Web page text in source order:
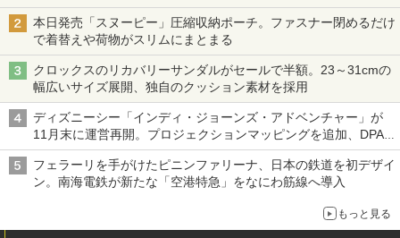
本日発売「スヌーピー」圧縮収納ポーチ。ファスナー閉めるだけ
で着替えや荷物がスリムにまとまる
クロックスのリカバリーサンダルがセールで半額。23～31cmの
幅広いサイズ展開、独自のクッション素材を採用
ディズニーシー「インディ・ジョーンズ・アドベンチャー」が
11月末に運営再開。プロジェクションマッピングを追加、DPA
は1500円
フェラーリを手がけたピニンファリーナ、日本の鉄道を初デザイ
ン。南海電鉄が新たな「空港特急」をなにわ筋線へ導入
もっと見る